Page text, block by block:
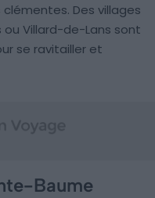
Des villages
Villard-de-Lans sont
se ravitailler et
Baume